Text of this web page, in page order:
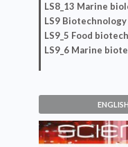
LS8_13 Marine
LS9
LS9_5 Food
LS9_6 Marine